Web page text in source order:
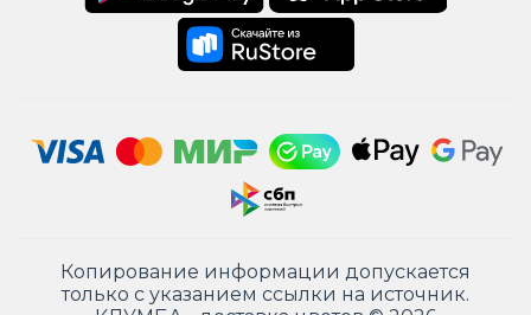
Копирование информации допускается
только с указанием ссылки на источник.